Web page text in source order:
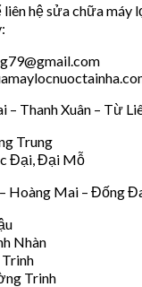
liên hệ sửa chữa
– Thanh Xuân – Từ
Trung
Đại, Đại Mỗ
Hoàng Mai – Đống
Nhàn
Trinh